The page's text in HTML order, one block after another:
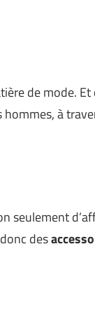
de mode.
à
seulement
des